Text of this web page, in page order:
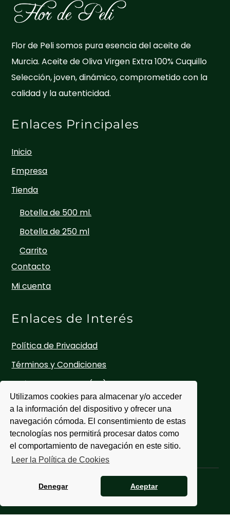
Utilizamos cookies para almacenar y/o acceder
a la información del dispositivo y ofrecer una
navegación cómoda. El consentimiento de estas
tecnologías nos permitirá procesar datos como
el comportamiento de navegación en este sitio.
Leer la Política de Cookies
Denegar Aceptar
Flor de Peli somos pura esencia del aceite de
Murcia. Aceite de Oliva Virgen Extra 100% Cuquillo
Selección, joven, dinámico, comprometido con la
calidad y la autenticidad.
Enlaces Principales
Inicio
Empresa
Tienda
Botella de 500 ml.
Botella de 250 ml
Carrito
Contacto
Mi cuenta
Enlaces de Interés
Política de Privacidad
Términos y Condiciones
Política de cookies (UE)
Mapa Web
Accesibilidad
Contacto
FLOR DE PELI2026